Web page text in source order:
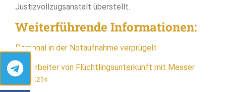
Justizvollzugsanstalt überstellt.
Weiterführende Informationen:
Personal in der Notaufnahme verprügelt
»Mitarbeiter von Flüchtlingsunterkunft mit Messer
verletzt«